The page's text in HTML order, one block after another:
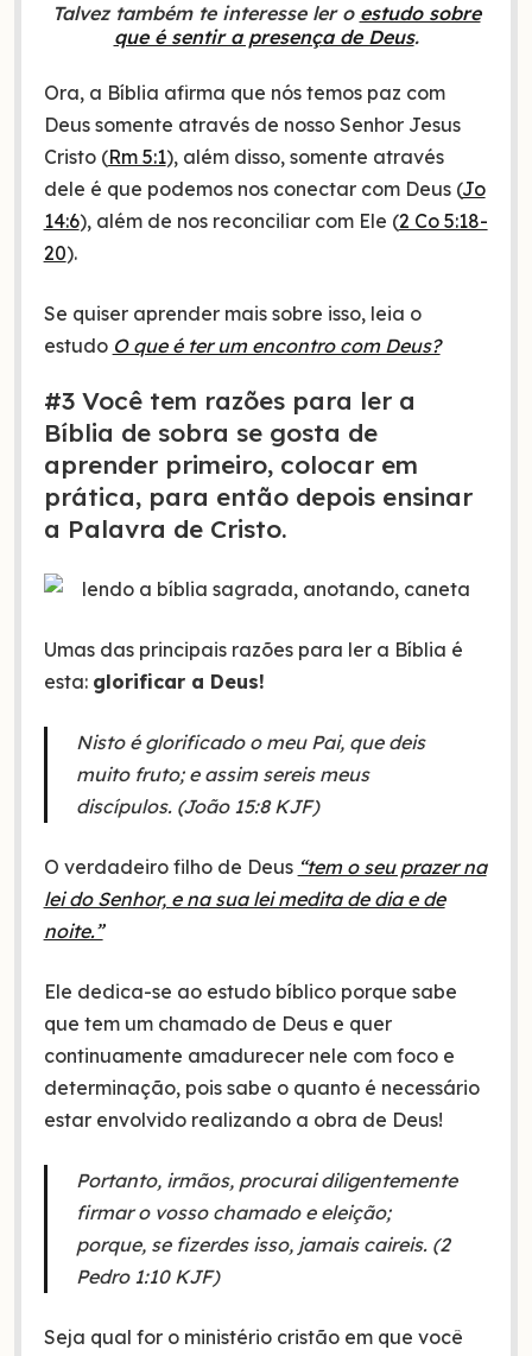
Talvez também te interesse ler o estudo sobre
que é sentir a presença de Deus.
Ora, a Bíblia afirma que nós temos paz com
Deus somente através de nosso Senhor Jesus
Cristo (Rm 5:1), além disso, somente através
dele é que podemos nos conectar com Deus (Jo
14:6), além de nos reconciliar com Ele (2 Co 5:18-
20).
Se quiser aprender mais sobre isso, leia o
estudo O que é ter um encontro com Deus?
#3 Você tem razões para ler a
Bíblia de sobra se gosta de
aprender primeiro, colocar em
prática, para então depois ensinar
a Palavra de Cristo.
Umas das principais razões para ler a Bíblia é
esta: glorificar a Deus!
Nisto é glorificado o meu Pai, que deis
muito fruto; e assim sereis meus
discípulos. (João 15:8 KJF)
O verdadeiro filho de Deus “tem o seu prazer na
lei do Senhor, e na sua lei medita de dia e de
noite.”
Ele dedica-se ao estudo bíblico porque sabe
que tem um chamado de Deus e quer
continuamente amadurecer nele com foco e
determinação, pois sabe o quanto é necessário
estar envolvido realizando a obra de Deus!
Portanto, irmãos, procurai diligentemente
firmar o vosso chamado e eleição;
porque, se fizerdes isso, jamais caireis. (2
Pedro 1:10 KJF)
Seja qual for o ministério cristão em que você